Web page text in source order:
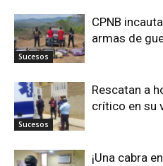
Sucesos
CPNB
armas de
Sucesos
Rescatan a
crítico en su
¡Una cabra